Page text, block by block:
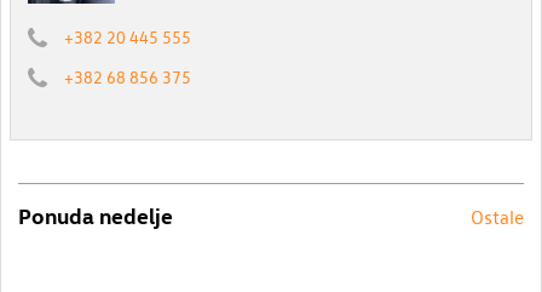
+382 20 445 555
+382 68 856 375
Ponuda nedelje Ostale